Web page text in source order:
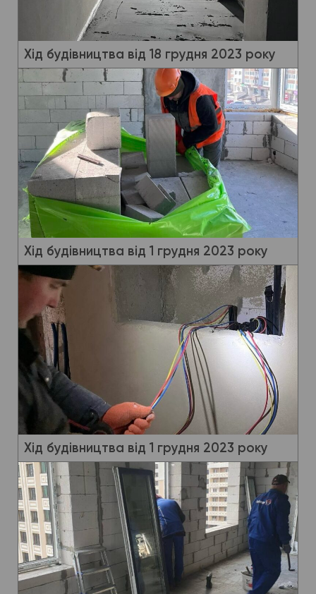
Хід будівництва від 18 грудня 2023 року
Хід будівництва від 1 грудня 2023 року
Хід будівництва від 1 грудня 2023 року